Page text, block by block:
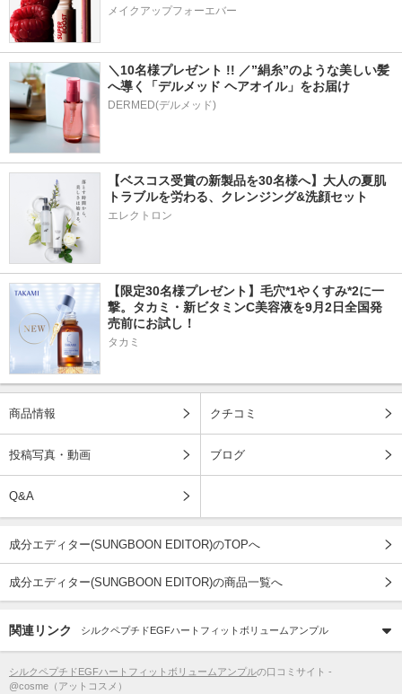
メイクアップフォーエバー
＼10名様プレゼント !! ／”絹糸”のような美しい髪
へ導く「デルメッド ヘアオイル」をお届け
DERMED(デルメッド)
【ベスコス受賞の新製品を30名様へ】大人の夏肌
トラブルを労わる、クレンジング&洗顔セット
エレクトロン
【限定30名様プレゼント】毛穴*1やくすみ*2に一
撃。タカミ・新ビタミンC美容液を9月2日全国発
売前にお試し！
タカミ
商品情報 クチコミ
投稿写真・動画 ブログ
Q&A
成分エディター(SUNGBOON EDITOR)のTOPへ
成分エディター(SUNGBOON EDITOR)の商品一覧へ
関連リンク シルクペプチドEGFハートフィットボリュームアンプル
シルクペプチドEGFハートフィットボリュームアンプルの口コミサイト -
@cosme（アットコスメ）